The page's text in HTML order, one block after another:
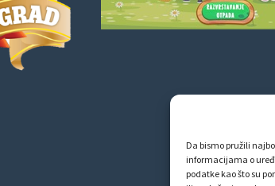
Da bismo pružili
informacijama o
podatke kao što su